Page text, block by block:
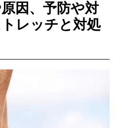
因、予防や対
レッチと対処